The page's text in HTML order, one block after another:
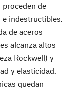
de
e indestructibles.
de aceros
alcanza altos
Rockwell) y
y elasticidad.
quedan